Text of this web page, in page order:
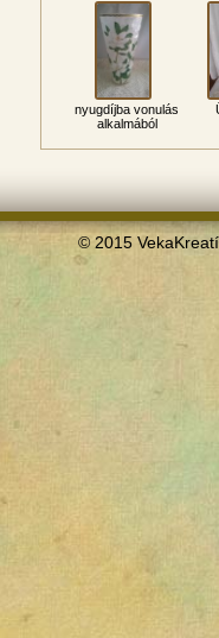
nyugdíjba vonulás
alkalmából
© 2015